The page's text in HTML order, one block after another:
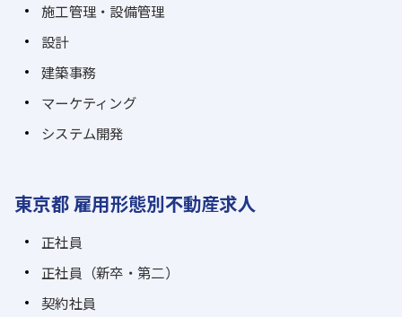
施工管理・設備管理
設計
建築事務
マーケティング
システム開発
東京都 雇用形態別不動産求人
正社員
正社員（新卒・第二）
契約社員